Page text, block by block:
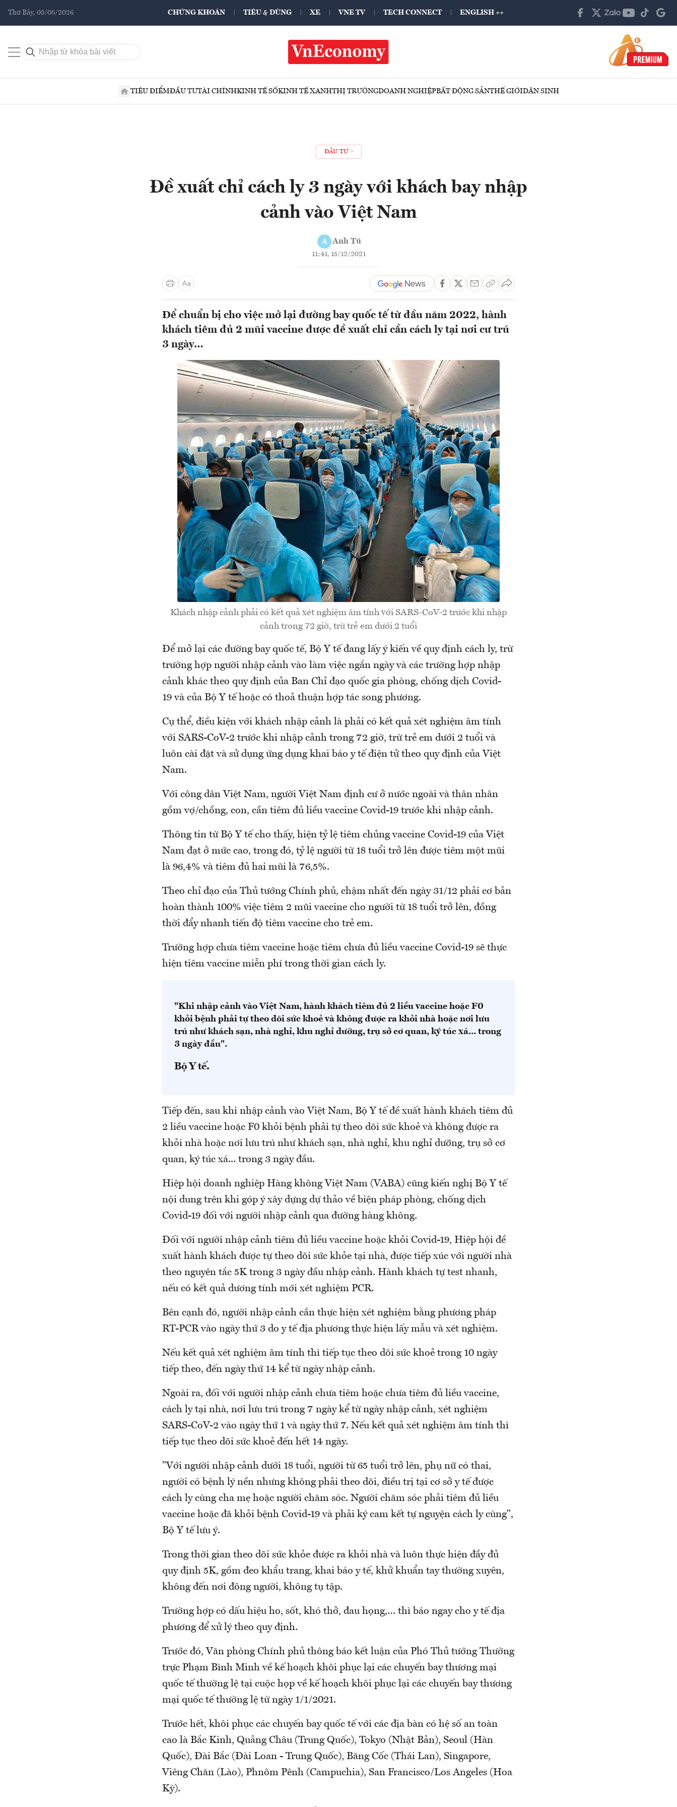
Thứ Bảy, 08/08/2026 CHỨNG KHOÁN TIÊU & DÙNG XE VNE TV TECH CONNECT ENGLISH ++
TIÊU ĐIỂMĐẦU TƯTÀI CHÍNHKINH TẾ SỐKINH TẾ XANHTHỊ TRƯỜNGDOANH NGHIỆPBẤT ĐỘNG SẢNTHẾ GIỚIDÂN SINH
ĐẦU TƯ
Đề xuất chỉ cách ly 3 ngày với khách bay nhập
cảnh vào Việt Nam
A Anh Tú
11:41, 15/12/2021
Để chuẩn bị cho việc mở lại đường bay quốc tế từ đầu năm 2022, hành
khách tiêm đủ 2 mũi vaccine được đề xuất chỉ cần cách ly tại nơi cư trú
3 ngày…
Khách nhập cảnh phải có kết quả xét nghiệm âm tính với SARS-CoV-2 trước khi nhập
cảnh trong 72 giờ, trừ trẻ em dưới 2 tuổi
Để mở lại các đường bay quốc tế, Bộ Y tế đang lấy ý kiến về quy định cách ly, trừ
trường hợp người nhập cảnh vào làm việc ngắn ngày và các trường hợp nhập
cảnh khác theo quy định của Ban Chỉ đạo quốc gia phòng, chống dịch Covid-
19 và của Bộ Y tế hoặc có thoả thuận hợp tác song phương.
Cụ thể, điều kiện với khách nhập cảnh là phải có kết quả xét nghiệm âm tính
với SARS-CoV-2 trước khi nhập cảnh trong 72 giờ, trừ trẻ em dưới 2 tuổi và
luôn cài đặt và sử dụng ứng dụng khai báo y tế điện tử theo quy định của Việt
Nam.
Với công dân Việt Nam, người Việt Nam định cư ở nước ngoài và thân nhân
gồm vợ/chồng, con, cần tiêm đủ liều vaccine Covid-19 trước khi nhập cảnh.
Thông tin từ Bộ Y tế cho thấy, hiện tỷ lệ tiêm chủng vaccine Covid-19 của Việt
Nam đạt ở mức cao, trong đó, tỷ lệ người từ 18 tuổi trở lên được tiêm một mũi
là 96,4% và tiêm đủ hai mũi là 76,5%.
Theo chỉ đạo của Thủ tướng Chính phủ, chậm nhất đến ngày 31/12 phải cơ bản
hoàn thành 100% việc tiêm 2 mũi vaccine cho người từ 18 tuổi trở lên, đồng
thời đẩy nhanh tiến độ tiêm vaccine cho trẻ em.
Trường hợp chưa tiêm vaccine hoặc tiêm chưa đủ liều vaccine Covid-19 sẽ thực
hiện tiêm vaccine miễn phí trong thời gian cách ly.
"Khi nhập cảnh vào Việt Nam, hành khách tiêm đủ 2 liều vaccine hoặc F0
khỏi bệnh phải tự theo dõi sức khoẻ và không được ra khỏi nhà hoặc nơi lưu
trú như khách sạn, nhà nghỉ, khu nghỉ dưỡng, trụ sở cơ quan, ký túc xá... trong
3 ngày đầu".
Bộ Y tế.
Tiếp đến, sau khi nhập cảnh vào Việt Nam, Bộ Y tế đề xuất hành khách tiêm đủ
2 liều vaccine hoặc F0 khỏi bệnh phải tự theo dõi sức khoẻ và không được ra
khỏi nhà hoặc nơi lưu trú như khách sạn, nhà nghỉ, khu nghỉ dưỡng, trụ sở cơ
quan, ký túc xá... trong 3 ngày đầu.
Hiệp hội doanh nghiệp Hàng không Việt Nam (VABA) cũng kiến nghị Bộ Y tế
nội dung trên khi góp ý xây dựng dự thảo về biện pháp phòng, chống dịch
Covid-19 đối với người nhập cảnh qua đường hàng không.
Đối với người nhập cảnh tiêm đủ liều vaccine hoặc khỏi Covid-19, Hiệp hội đề
xuất hành khách được tự theo dõi sức khỏe tại nhà, được tiếp xúc với người nhà
theo nguyên tắc 5K trong 3 ngày đầu nhập cảnh. Hành khách tự test nhanh,
nếu có kết quả dương tính mới xét nghiệm PCR.
Bên cạnh đó, người nhập cảnh cần thực hiện xét nghiệm bằng phương pháp
RT-PCR vào ngày thứ 3 do y tế địa phương thực hiện lấy mẫu và xét nghiệm.
Nếu kết quả xét nghiệm âm tính thì tiếp tục theo dõi sức khoẻ trong 10 ngày
tiếp theo, đến ngày thứ 14 kể từ ngày nhập cảnh.
Ngoài ra, đối với người nhập cảnh chưa tiêm hoặc chưa tiêm đủ liều vaccine,
cách ly tại nhà, nơi lưu trú trong 7 ngày kể từ ngày nhập cảnh, xét nghiệm
SARS-CoV-2 vào ngày thứ 1 và ngày thứ 7. Nếu kết quả xét nghiệm âm tính thì
tiếp tục theo dõi sức khoẻ đến hết 14 ngày.
"Với người nhập cảnh dưới 18 tuổi, người từ 65 tuổi trở lên, phụ nữ có thai,
người có bệnh lý nền nhưng không phải theo dõi, điều trị tại cơ sở y tế được
cách ly cùng cha mẹ hoặc người chăm sóc. Người chăm sóc phải tiêm đủ liều
vaccine hoặc đã khỏi bệnh Covid-19 và phải ký cam kết tự nguyện cách ly cùng",
Bộ Y tế lưu ý.
Trong thời gian theo dõi sức khỏe được ra khỏi nhà và luôn thực hiện đầy đủ
quy định 5K, gồm đeo khẩu trang, khai báo y tế, khử khuẩn tay thường xuyên,
không đến nơi đông người, không tụ tập.
Trường hợp có dấu hiệu ho, sốt, khó thở, đau họng,… thì báo ngay cho y tế địa
phương để xử lý theo quy định.
Trước đó, Văn phòng Chính phủ thông báo kết luận của Phó Thủ tướng Thường
trực Phạm Bình Minh về kế hoạch khôi phục lại các chuyến bay thương mại
quốc tế thường lệ tại cuộc họp về kế hoạch khôi phục lại các chuyến bay thương
mại quốc tế thường lệ từ ngày 1/1/2021.
Trước hết, khôi phục các chuyến bay quốc tế với các địa bàn có hệ số an toàn
cao là Bắc Kinh, Quảng Châu (Trung Quốc), Tokyo (Nhật Bản), Seoul (Hàn
Quốc), Đài Bắc (Đài Loan - Trung Quốc), Băng Cốc (Thái Lan), Singapore,
Viêng Chăn (Lào), Phnôm Pênh (Campuchia), San Francisco/Los Angeles (Hoa
Kỳ).